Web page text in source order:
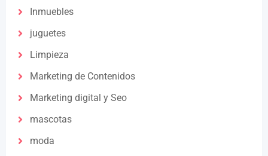
Inmuebles
juguetes
Limpieza
Marketing de Contenidos
Marketing digital y Seo
mascotas
moda